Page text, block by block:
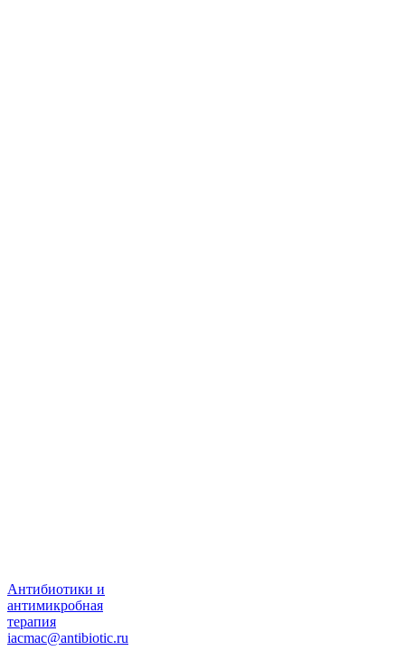
Антибиотики и
антимикробная
терапия
iacmac@antibiotic.ru